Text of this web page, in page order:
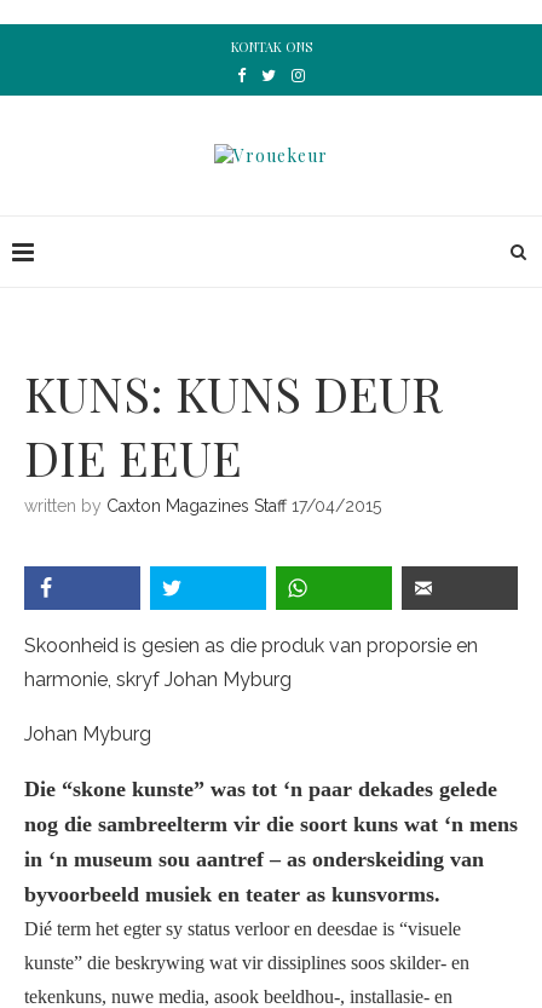
KONTAK ONS
KUNS: KUNS DEUR
DIE EEUE
written by Caxton Magazines Staff 17/04/2015
Skoonheid is gesien as die produk van proporsie en
harmonie, skryf Johan Myburg
Johan Myburg
Die “skone kunste” was tot ‘n paar dekades gelede
nog die sambreelterm vir die soort kuns wat ‘n mens
in ‘n museum sou aantref – as onderskeiding van
byvoorbeeld musiek en teater as kunsvorms.
Dié term het egter sy status verloor en deesdae is “visuele
kunste” die beskrywing wat vir dissiplines soos skilder- en
tekenkuns, nuwe media, asook beeldhou-, installasie- en